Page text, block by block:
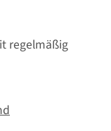
regelmäßig